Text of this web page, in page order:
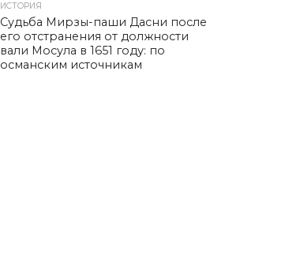
ИСТОРИЯ
Судьба Мирзы-паши Дасни после
его отстранения от должности
вали Мосула в 1651 году: по
османским источникам